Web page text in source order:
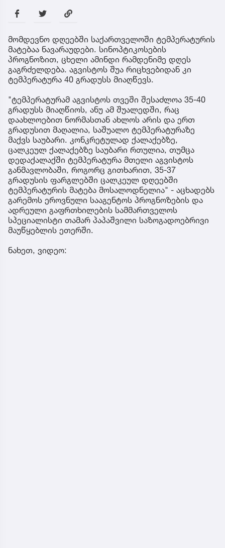
მომდევნო დღეებში საქართველოში ტემპერატურის
მატებაა ნავარაუდები. სინოპტიკოსების
პროგნოზით, ცხელი ამინდი რამდენიმე დღეს
გაგრძელდება. აგვისტოს შუა რიცხვებიდან კი
ტემპერატურა 40 გრადუსს მიაღწევს.
"ტემპერატურამ აგვისტოს თვეში შესაძლოა 35-40
გრადუსს მიაღწიოს, ანუ ამ შუალედში, რაც
დაახლოებით ნორმასთან ახლოს არის და ერთ
გრადუსით მაღალია, საშუალო ტემპერატურაზე
მაქვს საუბარი. კონკრეტულად ქალაქებზე,
ცალკეულ ქალაქებზე საუბარი რთულია, თუმცა
დედაქალაქში ტემპერატურა მთელი აგვისტოს
განმავლობაში, როგორც გითხარით, 35-37
გრადუსის ფარგლებში ცალკეულ დღეებში
ტემპერატურის მატება მოსალოდნელია" - აცხადებს
გარემოს ეროვნული სააგენტოს პროგნოზების და
ადრეული გაფრთხილების სამმართველოს
სპეციალისტი თამარ პაპაშვილი საზოგადოებრივი
მაუწყებლის ეთერში.
ნახეთ, ვიდეო: